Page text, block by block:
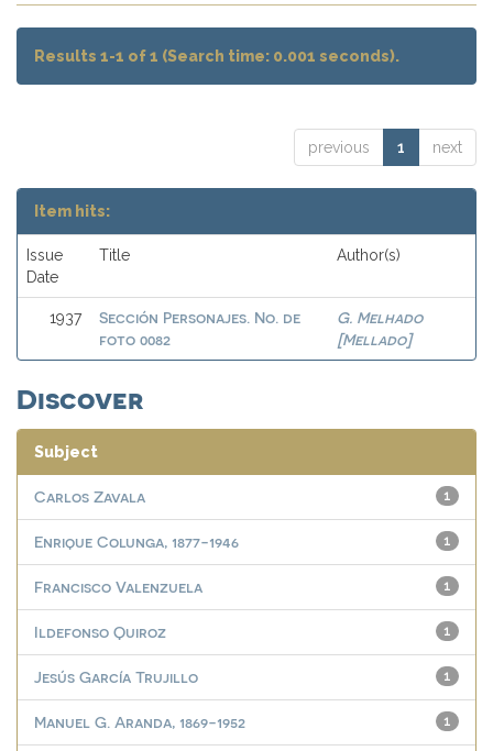
Results 1-1 of 1 (Search time: 0.001 seconds).
previous 1 next
Item hits:
Issue
Date
Title Author(s)
1937
Sección Personajes. No. de
foto 0082
G. Melhado
[Mellado]
Discover
Subject
1
Carlos Zavala
1
Enrique Colunga, 1877-1946
1
Francisco Valenzuela
1
Ildefonso Quiroz
1
Jesús García Trujillo
1
Manuel G. Aranda, 1869-1952